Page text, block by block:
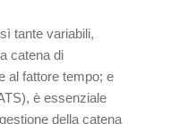
tante variabili,
catena di
al fattore tempo; e
è essenziale
della catena